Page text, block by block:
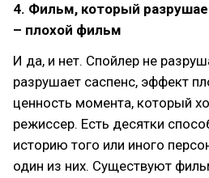
4. Фильм, который
– плохой фильм
И да, и нет. Спойлер не
разрушает саспенс, эффект
ценность момента, который
режиссер. Есть десятки
историю того или иного
один из них. Существуют